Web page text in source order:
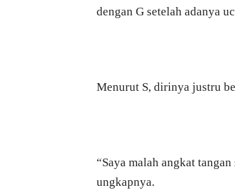
dengan G setelah adanya
Menurut S, dirinya justru
“Saya malah angkat
ungkapnya.